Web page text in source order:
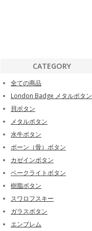
CATEGORY
全ての商品
London Badge メタルボタン
貝ボタン
メタルボタン
水牛ボタン
ボーン（骨）ボタン
カゼインボタン
ベークライトボタン
樹脂ボタン
スワロフスキー
ガラスボタン
エンブレム